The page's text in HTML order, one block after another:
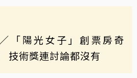
「陽光女子」創票房奇
技術獎連討論都沒有